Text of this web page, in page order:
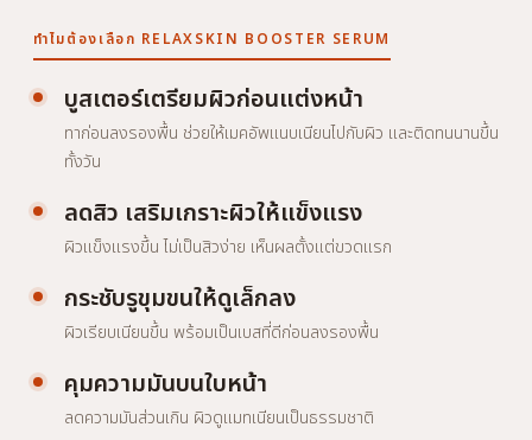
ทำไมต้องเลือก RELAXSKIN BOOSTER SERUM
บูสเตอร์เตรียมผิวก่อนแต่งหน้า
ทาก่อนลงรองพื้น ช่วยให้เมคอัพแนบเนียนไปกับผิว และติดทนนานขึ้น
ทั้งวัน
ลดสิว เสริมเกราะผิวให้แข็งแรง
ผิวแข็งแรงขึ้น ไม่เป็นสิวง่าย เห็นผลตั้งแต่ขวดแรก
กระชับรูขุมขนให้ดูเล็กลง
ผิวเรียบเนียนขึ้น พร้อมเป็นเบสที่ดีก่อนลงรองพื้น
คุมความมันบนใบหน้า
ลดความมันส่วนเกิน ผิวดูแมทเนียนเป็นธรรมชาติ